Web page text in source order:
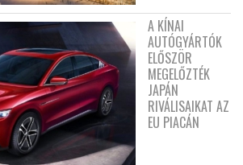
A KÍNAI
AUTÓGYÁRTÓK
ELŐSZÖR
MEGELŐZTÉK
JAPÁN
RIVÁLISAIKAT AZ
EU PIACÁN